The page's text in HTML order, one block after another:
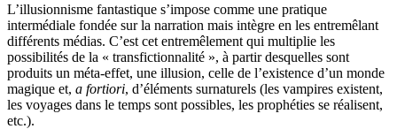
L’illusionnisme fantastique s’impose comme une pratique
intermédiale fondée sur la narration mais intègre en les entremêlant
différents médias. C’est cet entremêlement qui multiplie les
possibilités de la « transfictionnalité », à partir desquelles sont
produits un méta-effet, une illusion, celle de l’existence d’un monde
magique et, a fortiori, d’éléments surnaturels (les vampires existent,
les voyages dans le temps sont possibles, les prophéties se réalisent,
etc.).